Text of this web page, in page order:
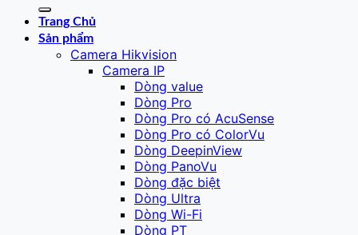
Trang Chủ
Sản phẩm
Camera Hikvision
Camera IP
Dòng value
Dòng Pro
Dòng Pro có AcuSense
Dòng Pro có ColorVu
Dòng DeepinView
Dòng PanoVu
Dòng đặc biệt
Dòng Ultra
Dòng Wi-Fi
Dòng PT